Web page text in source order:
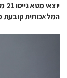
המלאכותית קובעת